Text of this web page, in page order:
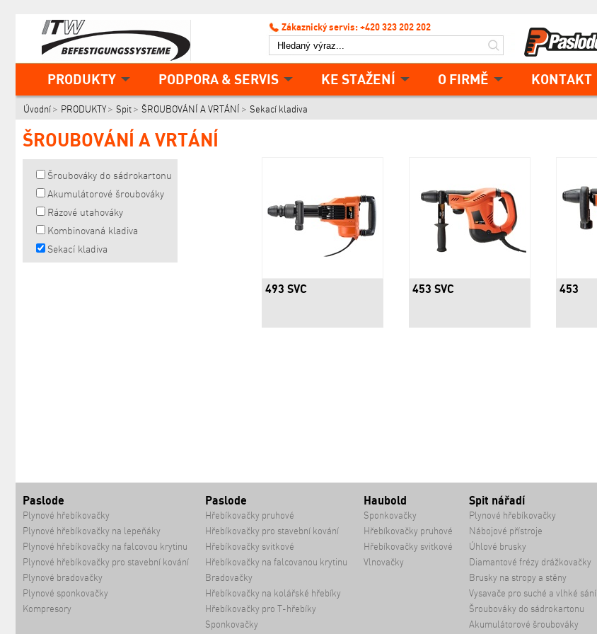
PRODUKTY PODPORA & SERVIS KE STAŽENÍ O FIRMĚ KONTAKT
Zákaznický servis: +420 323 202 202
Úvodní PRODUKTY Spit ŠROUBOVÁNÍ A VRTÁNÍ Sekací kladiva
ŠROUBOVÁNÍ A VRTÁNÍ
Šroubováky do sádrokartonu
Akumulátorové šroubováky
Rázové utahováky
Kombinovaná kladiva
Sekací kladiva
493 SVC 453 SVC 453
Paslode
Plynové hřebíkovačky
Plynové hřebíkovačky na lepeňáky
Plynové hřebíkovačky na falcovou krytinu
Plynové hřebíkovačky pro stavební kování
Plynové bradovačky
Plynové sponkovačky
Kompresory
Paslode
Hřebíkovačky pruhové
Hřebíkovačky pro stavební kování
Hřebíkovačky svitkové
Hřebíkovačky na falcovanou krytinu
Bradovačky
Hřebíkovačky na kolářské hřebíky
Hřebíkovačky pro T-hřebíky
Sponkovačky
Haubold
Sponkovačky
Hřebíkovačky pruhové
Hřebíkovačky svitkové
Vlnovačky
Spit nářadí
Plynové hřebíkovačky
Nábojové přístroje
Úhlové brusky
Diamantové frézy drážkovačky
Brusky na stropy a stěny
Vysavače pro suché a vlhké sání
Šroubováky do sádrokartonu
Akumulátorové šroubováky